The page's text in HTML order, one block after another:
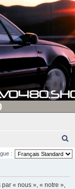
e
:
« nous », « notre »,